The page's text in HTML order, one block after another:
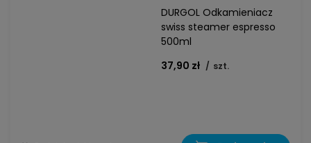
DURGOL Odkamieniacz
swiss steamer espresso
500ml
37,90 zł / szt.